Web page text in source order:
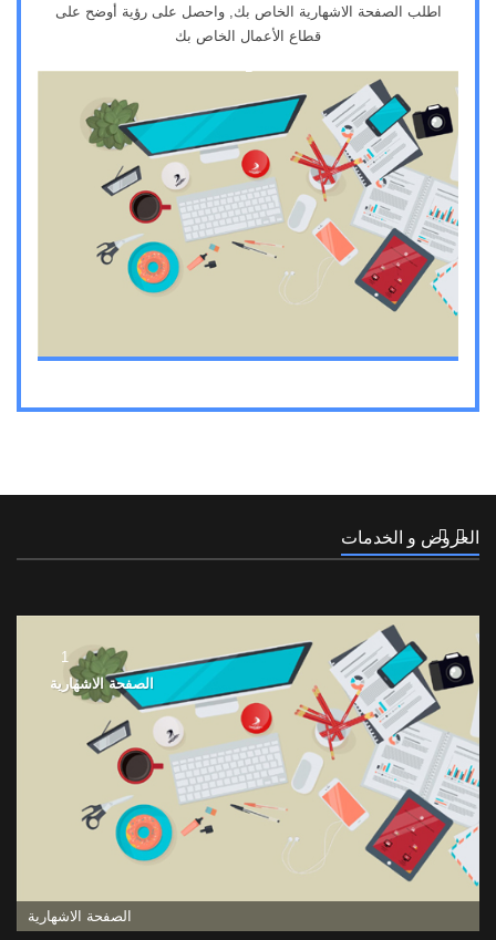
اطلب الصفحة الاشهارية الخاص بك, واحصل على رؤية أوضح على
قطاع الأعمال الخاص بك
العروض و الخدمات
1
الصفحة الاشهارية
الصفحة الاشهارية